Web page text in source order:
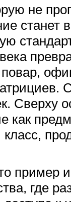
не
станет
Сверху
как
пример
где